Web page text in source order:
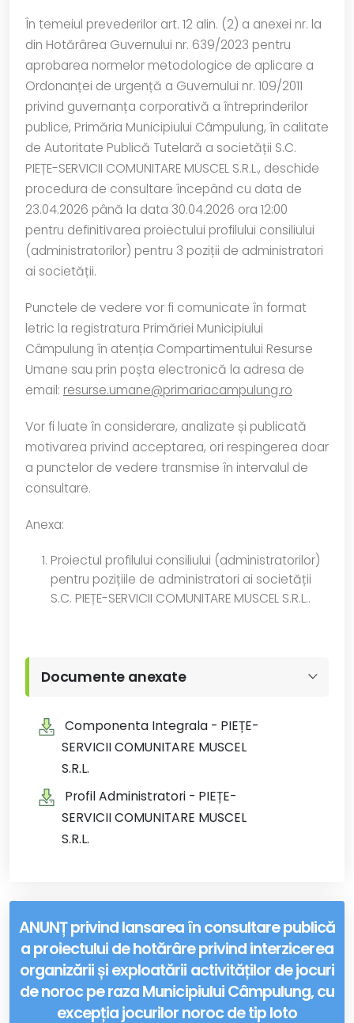
În temeiul prevederilor art. 12 alin. (2) a anexei nr. la
din Hotărârea Guvernului nr. 639/2023 pentru
aprobarea normelor metodologice de aplicare a
Ordonanței de urgență a Guvernului nr. 109/2011
privind guvernanța corporativă a întreprinderilor
publice, Primăria Municipiului Câmpulung, în calitate
de Autoritate Publică Tutelară a societății S.C.
PIEȚE-SERVICII COMUNITARE MUSCEL S.R.L., deschide
procedura de consultare începând cu data de
23.04.2026 până la data 30.04.2026 ora 12:00
pentru definitivarea proiectului profilului consiliului
(administratorilor) pentru 3 poziții de administratori
ai societății.
Punctele de vedere vor fi comunicate în format
letric la registratura Primăriei Municipiului
Câmpulung în atenția Compartimentului Resurse
Umane sau prin poșta electronică la adresa de
email: resurse.umane@primariacampulung.ro
Vor fi luate în considerare, analizate și publicată
motivarea privind acceptarea, ori respingerea doar
a punctelor de vedere transmise în intervalul de
consultare.
Anexa:
Proiectul profilului consiliului (administratorilor)
pentru pozițiile de administratori ai societății
S.C. PIEȚE-SERVICII COMUNITARE MUSCEL S.R.L..
Documente anexate
Componenta Integrala - PIEȚE-
SERVICII COMUNITARE MUSCEL
S.R.L.
Profil Administratori - PIEȚE-
SERVICII COMUNITARE MUSCEL
S.R.L.
ANUNȚ privind lansarea în consultare publică
a proiectului de hotărâre privind interzicerea
organizării și exploatării activităților de jocuri
de noroc pe raza Municipiului Câmpulung, cu
excepția jocurilor noroc de tip loto